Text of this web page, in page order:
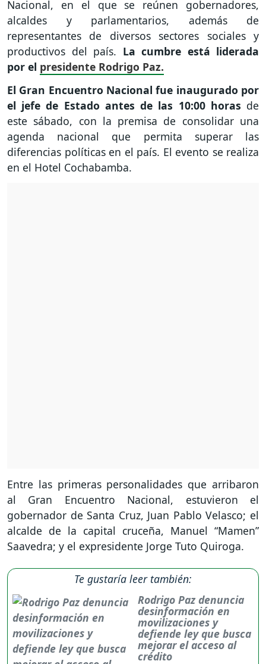
Nacional, en el que se reúnen gobernadores,
alcaldes y parlamentarios, además de
representantes de diversos sectores sociales y
productivos del país. La cumbre está liderada
por el presidente Rodrigo Paz.
El Gran Encuentro Nacional fue inaugurado por
el jefe de Estado antes de las 10:00 horas de
este sábado, con la premisa de consolidar una
agenda nacional que permita superar las
diferencias políticas en el país. El evento se realiza
en el Hotel Cochabamba.
Entre las primeras personalidades que arribaron
al Gran Encuentro Nacional, estuvieron el
gobernador de Santa Cruz, Juan Pablo Velasco; el
alcalde de la capital cruceña, Manuel “Mamen”
Saavedra; y el expresidente Jorge Tuto Quiroga.
Te gustaría leer también:
Rodrigo Paz denuncia
desinformación en
movilizaciones y
defiende ley que busca
mejorar el acceso al
crédito